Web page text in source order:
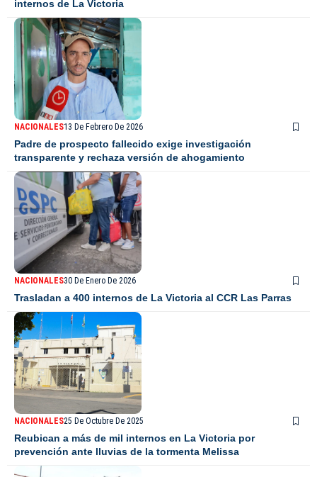
internos de La Victoria
NACIONALES13 De Febrero De 2026
Padre de prospecto fallecido exige investigación
transparente y rechaza versión de ahogamiento
NACIONALES30 De Enero De 2026
Trasladan a 400 internos de La Victoria al CCR Las Parras
NACIONALES25 De Octubre De 2025
Reubican a más de mil internos en La Victoria por
prevención ante lluvias de la tormenta Melissa